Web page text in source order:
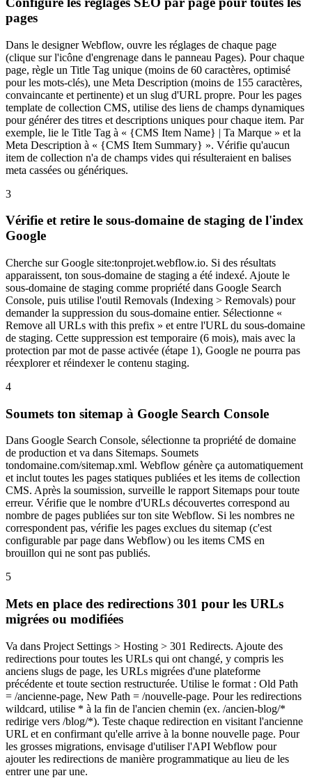
pages
Dans le designer Webflow, ouvre les réglages de chaque page
(clique sur l'icône d'engrenage dans le panneau Pages). Pour chaque
page, règle un Title Tag unique (moins de 60 caractères, optimisé
pour les mots-clés), une Meta Description (moins de 155 caractères,
convaincante et pertinente) et un slug d'URL propre. Pour les pages
template de collection CMS, utilise des liens de champs dynamiques
pour générer des titres et descriptions uniques pour chaque item. Par
exemple, lie le Title Tag à « {CMS Item Name} | Ta Marque » et la
Meta Description à « {CMS Item Summary} ». Vérifie qu'aucun
item de collection n'a de champs vides qui résulteraient en balises
meta cassées ou génériques.
3
Vérifie et retire le sous-domaine de staging de l'index
Google
Cherche sur Google site:tonprojet.webflow.io. Si des résultats
apparaissent, ton sous-domaine de staging a été indexé. Ajoute le
sous-domaine de staging comme propriété dans Google Search
Console, puis utilise l'outil Removals (Indexing > Removals) pour
demander la suppression du sous-domaine entier. Sélectionne «
Remove all URLs with this prefix » et entre l'URL du sous-domaine
de staging. Cette suppression est temporaire (6 mois), mais avec la
protection par mot de passe activée (étape 1), Google ne pourra pas
réexplorer et réindexer le contenu staging.
4
Soumets ton sitemap à Google Search Console
Dans Google Search Console, sélectionne ta propriété de domaine
de production et va dans Sitemaps. Soumets
tondomaine.com/sitemap.xml. Webflow génère ça automatiquement
et inclut toutes les pages statiques publiées et les items de collection
CMS. Après la soumission, surveille le rapport Sitemaps pour toute
erreur. Vérifie que le nombre d'URLs découvertes correspond au
nombre de pages publiées sur ton site Webflow. Si les nombres ne
correspondent pas, vérifie les pages exclues du sitemap (c'est
configurable par page dans Webflow) ou les items CMS en
brouillon qui ne sont pas publiés.
5
Mets en place des redirections 301 pour les URLs
migrées ou modifiées
Va dans Project Settings > Hosting > 301 Redirects. Ajoute des
redirections pour toutes les URLs qui ont changé, y compris les
anciens slugs de page, les URLs migrées d'une plateforme
précédente et toute section restructurée. Utilise le format : Old Path
= /ancienne-page, New Path = /nouvelle-page. Pour les redirections
wildcard, utilise * à la fin de l'ancien chemin (ex. /ancien-blog/*
redirige vers /blog/*). Teste chaque redirection en visitant l'ancienne
URL et en confirmant qu'elle arrive à la bonne nouvelle page. Pour
les grosses migrations, envisage d'utiliser l'API Webflow pour
ajouter les redirections de manière programmatique au lieu de les
entrer une par une.